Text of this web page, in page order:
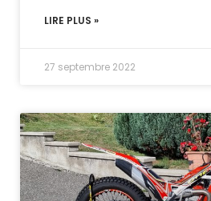
LIRE PLUS »
27 septembre 2022